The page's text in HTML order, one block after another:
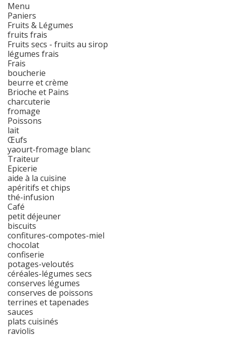
Menu
Paniers
Fruits & Légumes
fruits frais
Fruits secs - fruits au sirop
légumes frais
Frais
boucherie
beurre et crème
Brioche et Pains
charcuterie
fromage
Poissons
lait
Œufs
yaourt-fromage blanc
Traiteur
Epicerie
aide à la cuisine
apéritifs et chips
thé-infusion
Café
petit déjeuner
biscuits
confitures-compotes-miel
chocolat
confiserie
potages-veloutés
céréales-légumes secs
conserves légumes
conserves de poissons
terrines et tapenades
sauces
plats cuisinés
raviolis